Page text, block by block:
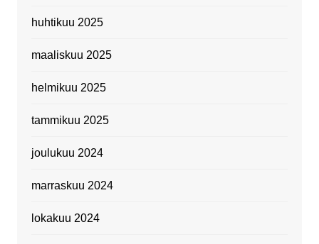
huhtikuu 2025
maaliskuu 2025
helmikuu 2025
tammikuu 2025
joulukuu 2024
marraskuu 2024
lokakuu 2024